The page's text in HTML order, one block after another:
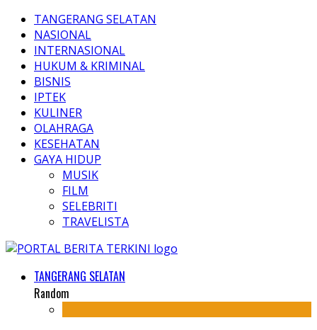
TANGERANG SELATAN
NASIONAL
INTERNASIONAL
HUKUM & KRIMINAL
BISNIS
IPTEK
KULINER
OLAHRAGA
KESEHATAN
GAYA HIDUP
MUSIK
FILM
SELEBRITI
TRAVELISTA
TANGERANG SELATAN
Random